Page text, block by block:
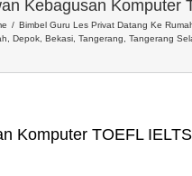
Kebagusan Komputer
Bimbel Guru Les Privat Datang Ke
Depok, Bekasi, Tangerang, Tangerang
Komputer TOEFL